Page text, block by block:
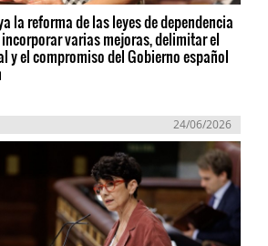
la reforma de las leyes de dependencia
varias mejoras, delimitar el
y el compromiso del Gobierno español
24/06/2026